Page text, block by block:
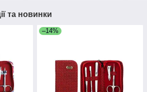
та новинки
–14%